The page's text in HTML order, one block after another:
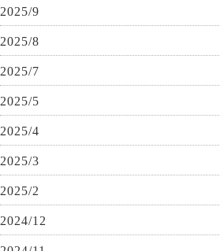
2025/9
2025/8
2025/7
2025/5
2025/4
2025/3
2025/2
2024/12